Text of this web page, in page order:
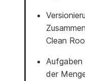
Clean
Aufgaben
der